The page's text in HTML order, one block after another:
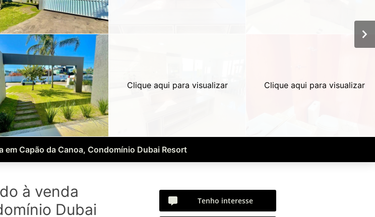
Clique aqui para visualizar Clique aqui para visualizar
em Capão da Canoa, Condomínio Dubai Resort
à venda
Dubai
Tenho interesse